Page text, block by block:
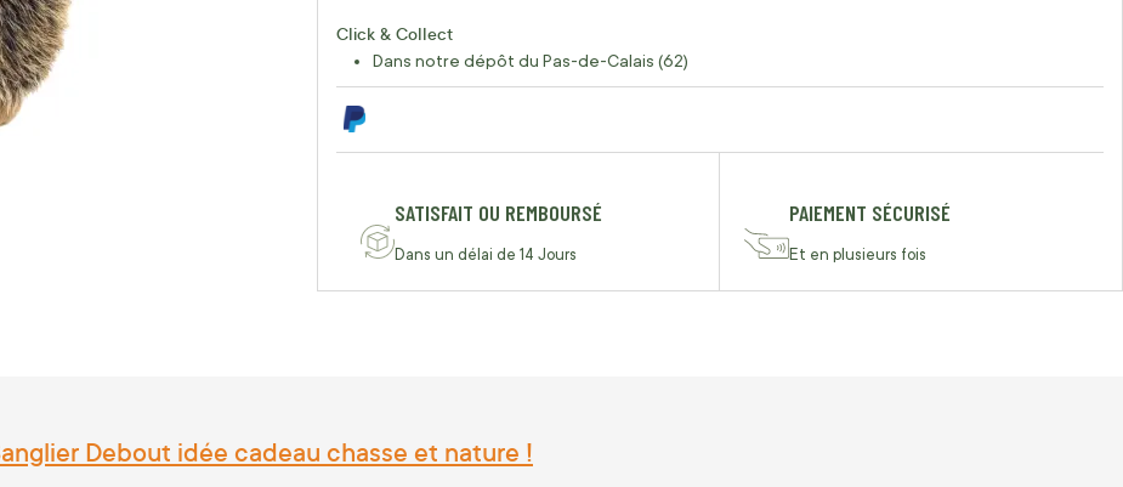
Click & Collect
Dans notre dépôt du Pas-de-Calais (62)
SATISFAIT OU REMBOURSÉ
Dans un délai de 14 Jours
PAIEMENT SÉCURISÉ
Et en plusieurs fois
Debout idée cadeau chasse et nature !